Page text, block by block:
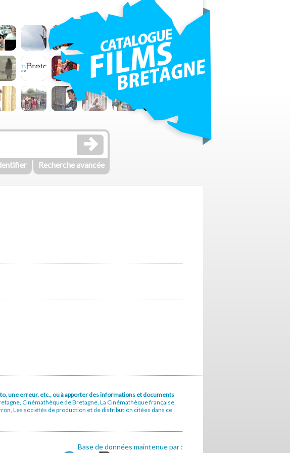
Recherche avancée
une erreur, etc., ou à apporter des informations et documents
Cinémathèque de Bretagne, La Cinémathèque française,
Les sociétés de production et de distribution citées dans ce
Base de données maintenue par :